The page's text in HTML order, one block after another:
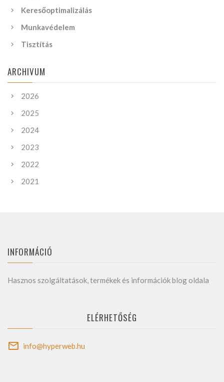
Keresőoptimalizálás
Munkavédelem
Tisztítás
ARCHIVUM
2026
2025
2024
2023
2022
2021
INFORMÁCIÓ
Hasznos szolgáltatások, termékek és információk blog oldala
ELÉRHETŐSÉG
info@hyperweb.hu